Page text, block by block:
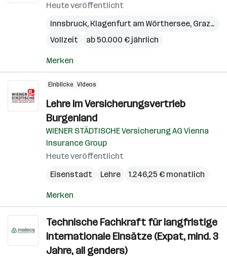
Heute veröffentlicht
Innsbruck, Klagenfurt am Wörthersee, Graz,
Vollzeit
ab 50.000 € jährlich
Merken
Einblicke Videos
Lehre im Versicherungsvertrieb
Burgenland
WIENER STÄDTISCHE Versicherung AG Vienna
Insurance Group
Heute veröffentlicht
Eisenstadt
Lehre 1.246,25 € monatlich
Merken
Technische Fachkraft für langfristige
internationale Einsätze (Expat, mind. 3
Jahre, all genders)